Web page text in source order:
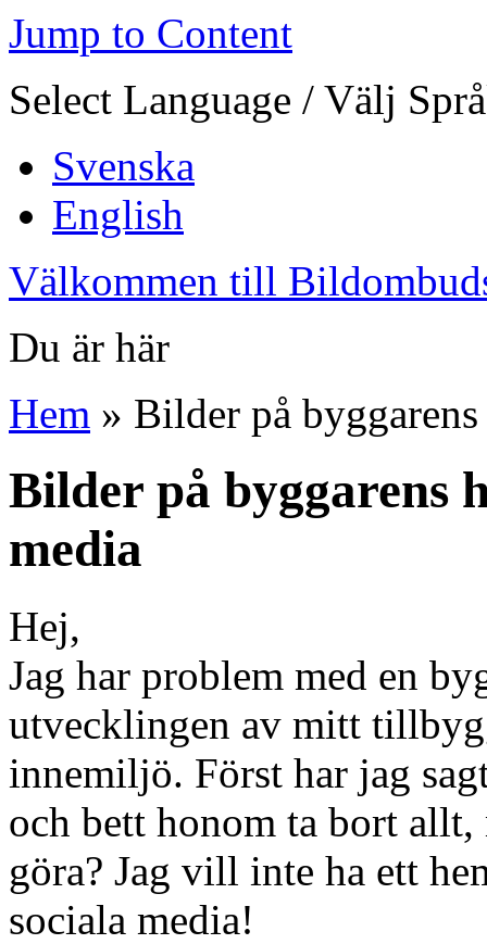
Jump to Content
Select Language / Välj
Svenska
English
Välkommen till
Du är här
Hem » Bilder på
Bilder på byggarens
media
Hej,
Jag har problem med en
utvecklingen av mitt
innemiljö. Först har jag
och bett honom ta bort allt,
göra? Jag vill inte ha ett
sociala media!